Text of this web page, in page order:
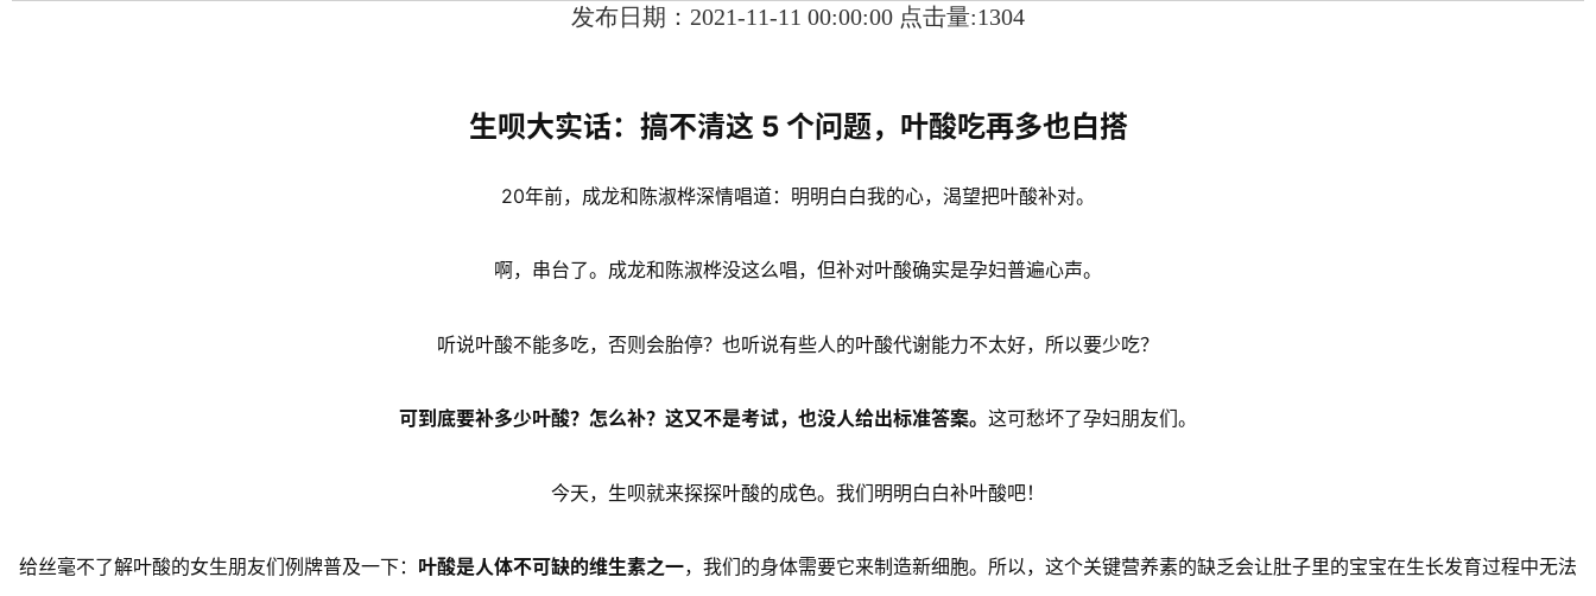
发布日期：2021-11-11 00:00:00 点击量:1304
生呗大实话：搞不清这 5 个问题，叶酸吃再多也白搭
20年前，成龙和陈淑桦深情唱道：明明白白我的心，渴望把叶酸补对。
啊，串台了。成龙和陈淑桦没这么唱，但补对叶酸确实是孕妇普遍心声。
听说叶酸不能多吃，否则会胎停？也听说有些人的叶酸代谢能力不太好，所以要少吃？
可到底要补多少叶酸？怎么补？这又不是考试，也没人给出标准答案。 这可愁坏了孕妇朋友们。
今天，生呗就来探探叶酸的成色。我们明明白白补叶酸吧！
给丝毫不了解叶酸的女生朋友们例牌普及一下： 叶酸是人体不可缺的维生素之一，我们的身体需要它来制造新细胞。所以，这个关键营养素的缺乏会让肚子里的宝宝在生长发育过程中无法